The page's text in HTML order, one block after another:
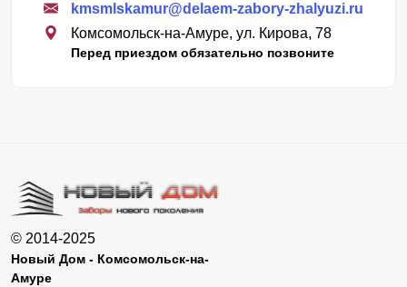
kmsmlskamur@delaem-zabory-zhalyuzi.ru
Комсомольск-на-Амуре, ул. Кирова, 78
Перед приездом обязательно позвоните
© 2014-2025
Новый Дом - Комсомольск-на-
Амуре